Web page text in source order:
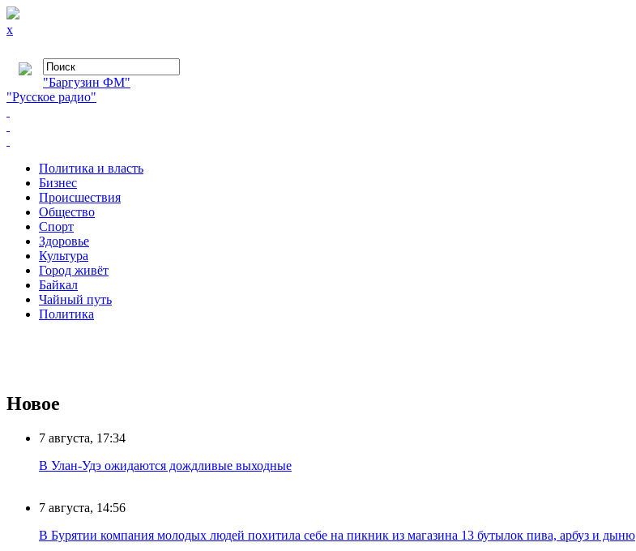
x
"Баргузин ФМ"
"Русское радио"
Политика и власть
Бизнес
Происшествия
Общество
Cпорт
Здоровье
Культура
Город живёт
Байкал
Чайный путь
Политика
Новое
7 августа, 17:34
В Улан-Удэ ожидаются дождливые выходные
7 августа, 14:56
В Бурятии компания молодых людей похитила себе на пикник из магазина 13 бутылок пива, арбуз и дыню